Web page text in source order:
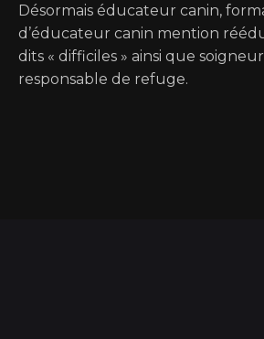
Désormais éducateur canin,
d’éducateur canin mention
dits « difficiles » ainsi que
responsable de refuge.